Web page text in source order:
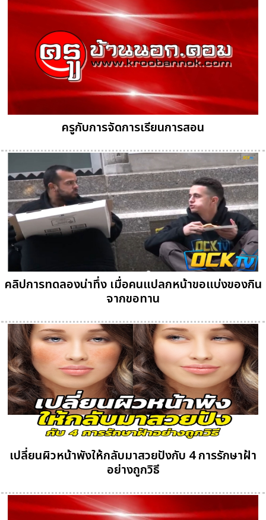
ครูกับการจัดการเรียนการสอน
คลิปการทดลองน่าทึ่ง เมื่อคนแปลกหน้าขอแบ่งของกิน
จากขอทาน
เปลี่ยนผิวหน้าพังให้กลับมาสวยปังกับ 4 การรักษาฝ้า
อย่างถูกวิธี